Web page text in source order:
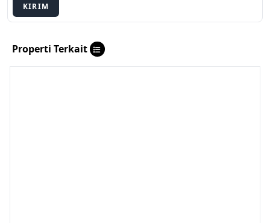
KIRIM
Properti Terkait